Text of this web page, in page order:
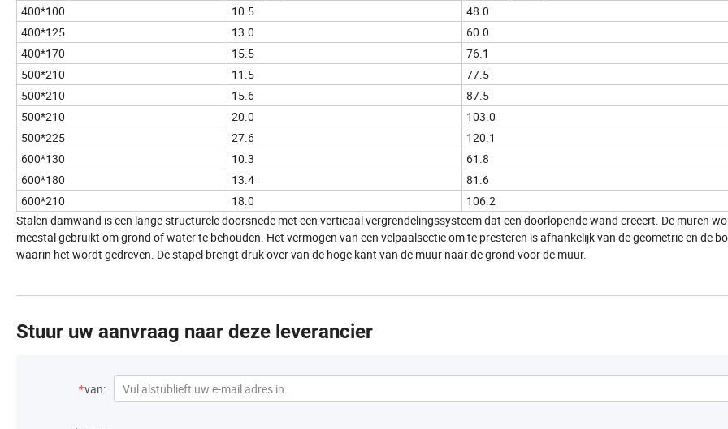
400*100
10.5
48.0
400*125
13.0
60.0
400*170
15.5
76.1
500*210
11.5
77.5
500*210
15.6
87.5
500*210
20.0
103.0
500*225
27.6
120.1
600*130
10.3
61.8
600*180
13.4
81.6
600*210
18.0
106.2
Stalen damwand is een lange structurele doorsnede met een verticaal vergrendelingssysteem dat een doorlopende wand creëert. De muren
meestal gebruikt om grond of water te behouden. Het vermogen van een velpaalsectie om te presteren is afhankelijk van de geometrie en de
waarin het wordt gedreven. De stapel brengt druk over van de hoge kant van de muur naar de grond voor de muur.
Stuur uw aanvraag naar deze leverancier
*van: